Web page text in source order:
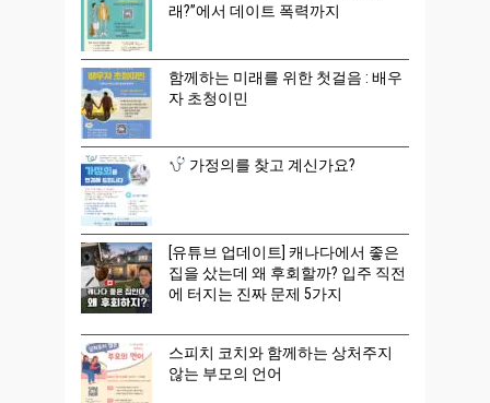
래?”에서 데이트 폭력까지
함께하는 미래를 위한 첫걸음 : 배우
자 초청이민
가정의를 찾고 계신가요?
[유튜브 업데이트] 캐나다에서 좋은
집을 샀는데 왜 후회할까? 입주 직전
에 터지는 진짜 문제 5가지
스피치 코치와 함께하는 상처주지
않는 부모의 언어